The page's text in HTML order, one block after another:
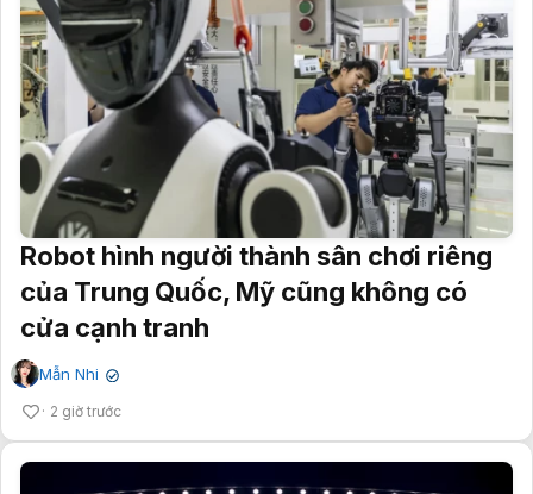
Robot hình người thành sân chơi riêng
của Trung Quốc, Mỹ cũng không có
cửa cạnh tranh
Mẫn Nhi ✔
2 giờ trước